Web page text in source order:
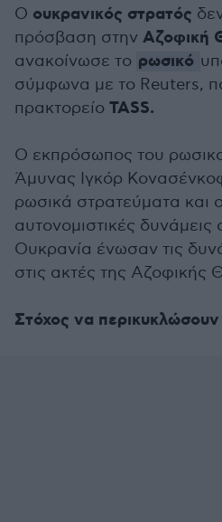
Ο ουκρανικός στρατός
πρόσβαση στην Αζοφική
ανακοίνωσε το ρωσικό
σύμφωνα με το Reuters,
πρακτορείο TASS.
Ο εκπρόσωπος του
Άμυνας Ιγκόρ
ρωσικά στρατεύματα και
αυτονομιστικές δυνάμεις
Ουκρανία ένωσαν τις
στις ακτές της Αζοφικής
Στόχος να